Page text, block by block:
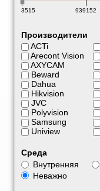
3515 939152
Производители
ACTi
Arecont Vision
AXYCAM
Beward
Dahua
Hikvision
JVC
Polyvision
Samsung
Uniview
Среда
Внутренняя
Неважно